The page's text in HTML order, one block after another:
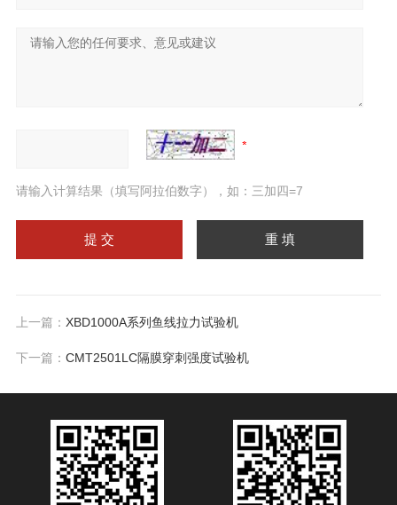
请输入计算结果（填写阿拉伯数字），如：三加四=7
上一篇： XBD1000A系列鱼线拉力试验机
下一篇： CMT2501LC隔膜穿刺强度试验机